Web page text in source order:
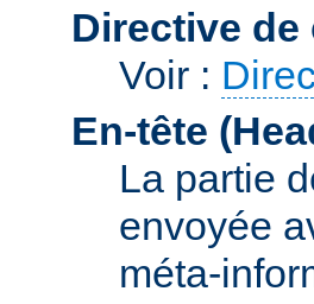
Directive
Voir :
En-tête
La partie
envoyée
méta-